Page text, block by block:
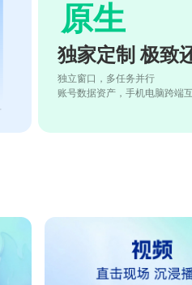
原生
独家定制 极致
独立窗口，多任务并行
账号数据资产，手机电脑跨端